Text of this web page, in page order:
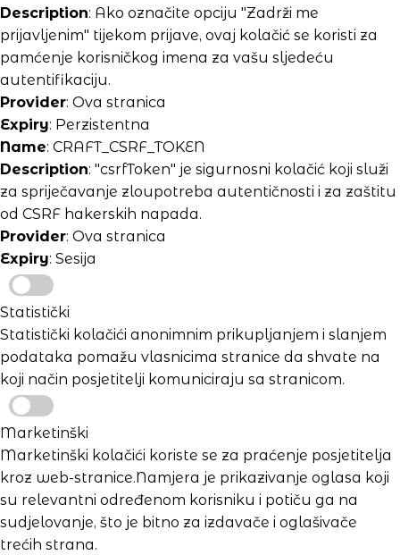
Description: Ako označite opciju "Zadrži me
prijavljenim" tijekom prijave, ovaj kolačić se koristi za
pamćenje korisničkog imena za vašu sljedeću
autentifikaciju.
Provider: Ova stranica
Expiry: Perzistentna
Name: CRAFT_CSRF_TOKEN
Description: "csrfToken" je sigurnosni kolačić koji služi
za spriječavanje zloupotreba autentičnosti i za zaštitu
od CSRF hakerskih napada.
Provider: Ova stranica
Expiry: Sesija
Statistički
Statistički kolačići anonimnim prikupljanjem i slanjem
podataka pomažu vlasnicima stranice da shvate na
koji način posjetitelji komuniciraju sa stranicom.
Marketinški
Marketinški kolačići koriste se za praćenje posjetitelja
kroz web-stranice.Namjera je prikazivanje oglasa koji
su relevantni određenom korisniku i potiču ga na
sudjelovanje, što je bitno za izdavače i oglašivače
trećih strana.